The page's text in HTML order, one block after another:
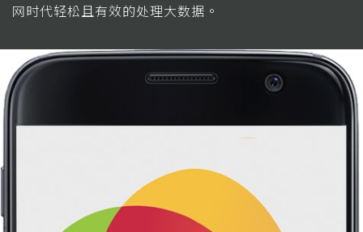
网时代轻松且有效的处理大数据。